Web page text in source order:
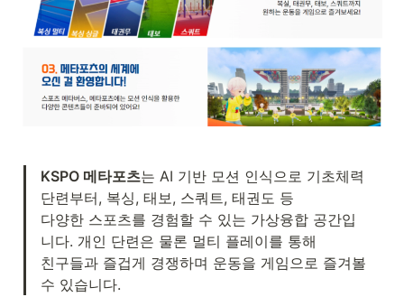
KSPO 메타포츠는 AI 기반 모션 인식으로 기초체력
단련부터, 복싱, 태보, 스쿼트, 태권도 등
다양한 스포츠를 경험할 수 있는 가상융합 공간입
니다. 개인 단련은 물론 멀티 플레이를 통해
친구들과 즐겁게 경쟁하며 운동을 게임으로 즐겨볼
수 있습니다.